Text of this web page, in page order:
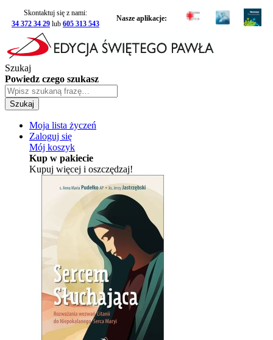
Skontaktuj się z nami:
34 372 34 29 lub 605 313 543
Nasze aplikacje:
Szukaj
Powiedz czego szukasz
Szukaj
Moja lista życzeń
Zaloguj się
Mój koszyk
Kup w pakiecie
Kupuj więcej i oszczędzaj!